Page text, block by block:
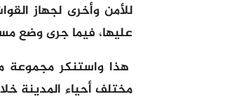
للأمن وأخرى لجهاز
عليها، فيما جرى وضع
هذا واستنكر مجموعة
مختلف أحياء المدينة